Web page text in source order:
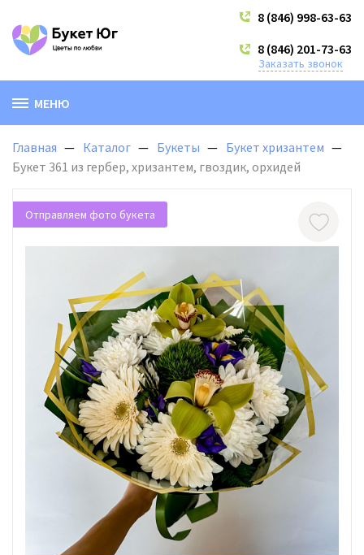
8 (846) 998-63-63
8 (846) 201-73-63
Заказать звонок
МЕНЮ
Главная Каталог Букеты
Букет хризантем
Букет 361 из гербер, хризантем, гвоздик, орхидей
Отправляем фото букета